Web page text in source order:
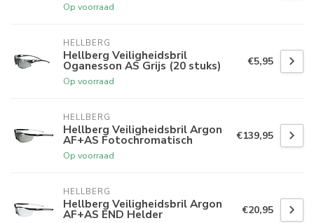
Op voorraad
HELLBERG
Hellberg Veiligheidsbril
Oganesson AS Grijs (20 stuks)
Op voorraad
€5,95
HELLBERG
Hellberg Veiligheidsbril Argon
AF+AS Fotochromatisch
Op voorraad
€139,95
HELLBERG
Hellberg Veiligheidsbril Argon
AF+AS END Helder €20,95